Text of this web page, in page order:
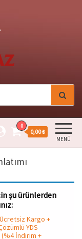
kitaplarının resmi satış
MENÜ
0
0,00 ₺
şu ürünlerden
Kargo +
YDS
İndirim +